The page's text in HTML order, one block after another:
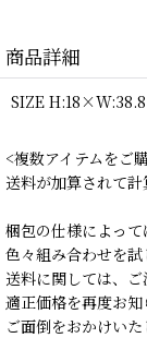
商品詳細
SIZE
<複数アイテムをご
送料が加算されて計
梱包の仕様によって
色々組み合わせを
送料に関しては、
適正価格を再度お知
ご面倒をおかけい